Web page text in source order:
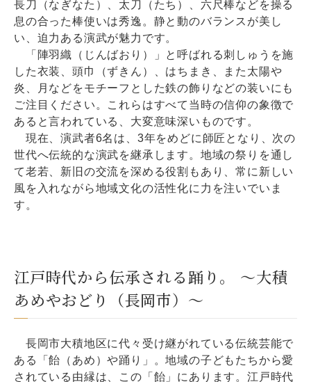
長刀（なぎなた）、太刀（たち）、六尺棒などを操る
息の合った棒使いは秀逸。静と動のバランスが美し
い、迫力ある演武が魅力です。
「陣羽織（じんばおり）」と呼ばれる刺しゅうを施
した衣装、頭巾（ずきん）、はちまき、また太陽や
炎、月などをモチーフとした鉄の飾りなどの装いにも
ご注目ください。これらはすべて当時の信仰の象徴で
あると言われている、大変意味深いものです。
現在、演武者6名は、3年をめどに師匠となり、次の
世代へ伝統的な演武を継承します。地域の祭りを通し
て老若、新旧の交流を深める役割もあり、常に新しい
風を入れながら地域文化の活性化に力を注いでいま
す。
江戸時代から伝承される踊り。 ～大積
あめやおどり（長岡市）～
長岡市大積地区に代々受け継がれている伝統芸能で
ある「飴（あめ）や踊り」。地域の子どもたちから愛
されている由縁は、この「飴」にあります。江戸時代